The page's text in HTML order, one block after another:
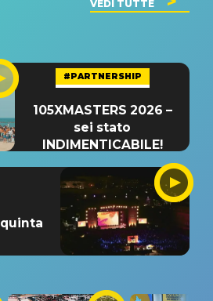
VEDI TUTTE
#PARTNERSHIP
105XMASTERS 2026 –
sei stato
INDIMENTICABILE!